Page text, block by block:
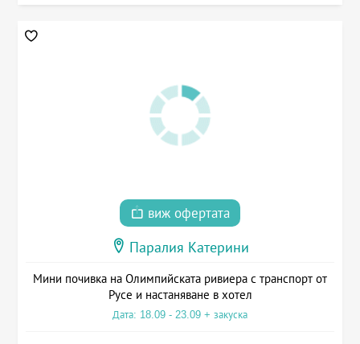
виж офертата
Паралия Катерини
Мини почивка на Олимпийската ривиера с транспорт от
Русе и настаняване в хотел
Дата: 18.09 - 23.09 + закуска